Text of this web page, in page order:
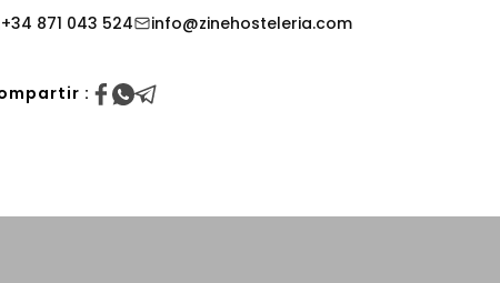
+34 871 043 524 info@zinehosteleria.com
: